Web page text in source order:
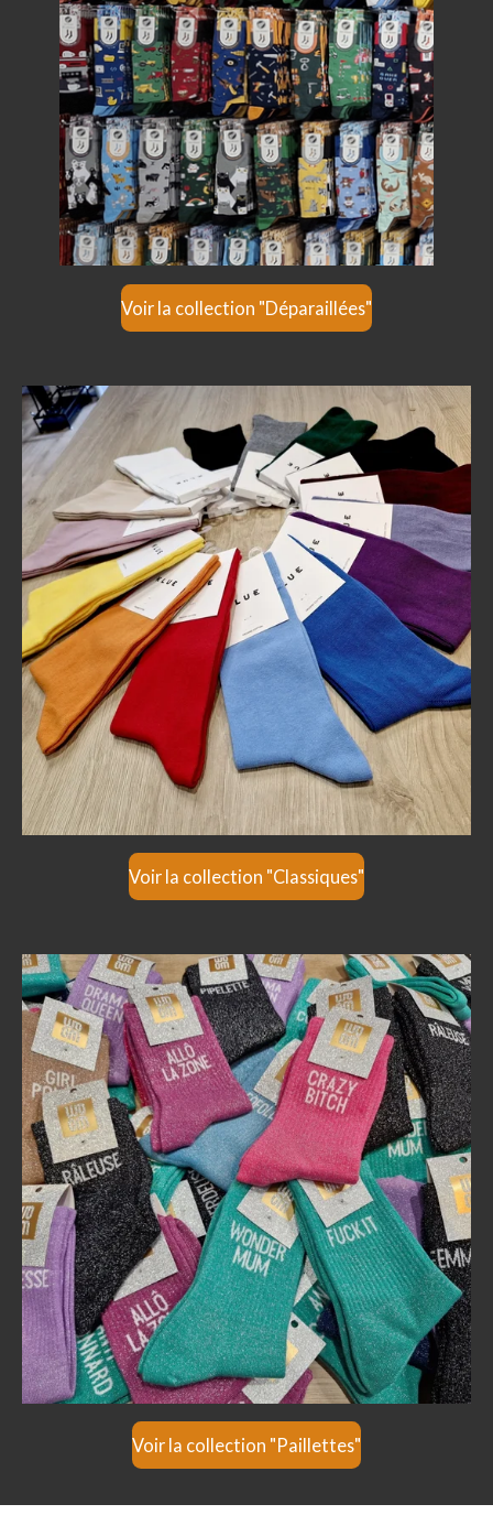
Voir la collection "Déparaillées"
Voir la collection "Classiques"
Voir la collection "Paillettes"